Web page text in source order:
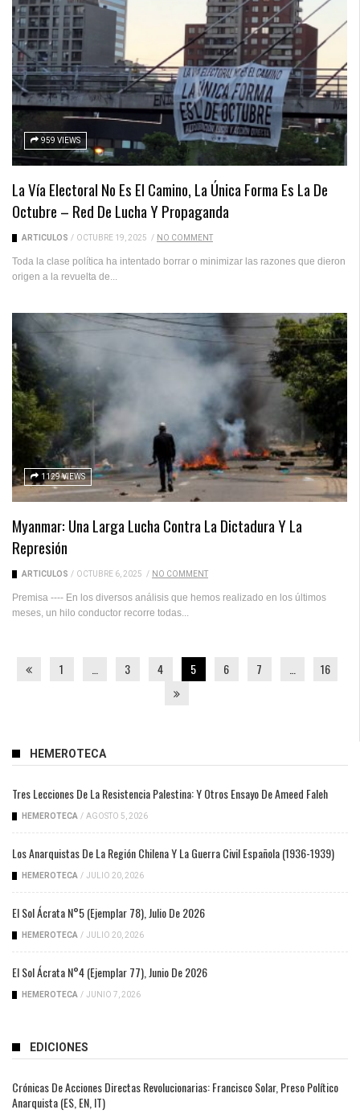
959 VIEWS
La Vía Electoral No Es El Camino, La Única Forma Es La De
Octubre – Red De Lucha Y Propaganda
ARTICULOS / OCTUBRE 19, 2025 / NO COMMENT
Toda la clase política ha intentado borrar o minimizar las razones que dieron
origen a la revuelta de...
1129 VIEWS
Myanmar: Una Larga Lucha Contra La Dictadura Y La
Represión
ARTICULOS / OCTUBRE 6, 2025 / NO COMMENT
Premisa ---- En los diversos análisis que hemos realizado en los últimos
meses, un hilo conductor recorre todas...
1 3 4 5 6 7 16
HEMEROTECA
Tres Lecciones De La Resistencia Palestina: Y Otros Ensayo De Ameed Faleh
HEMEROTECA / AGOSTO 5, 2026
Los Anarquistas De La Región Chilena Y La Guerra Civil Española (1936-1939)
HEMEROTECA / JULIO 20, 2026
El Sol Ácrata N°5 (ejemplar 78), Julio De 2026
HEMEROTECA / JULIO 20, 2026
El Sol Ácrata N°4 (ejemplar 77), Junio De 2026
HEMEROTECA / JUNIO 7, 2026
EDICIONES
Crónicas De Acciones Directas Revolucionarias: Francisco Solar, Preso Político
Anarquista (ES, EN, IT)